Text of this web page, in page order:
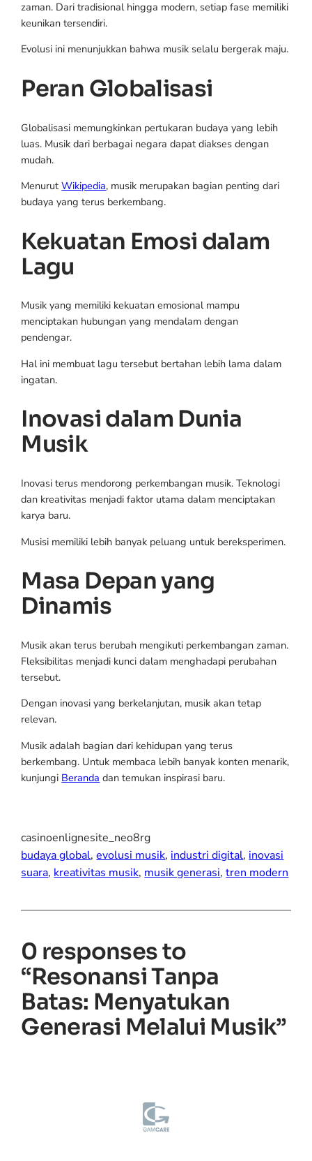
zaman. Dari tradisional hingga modern, setiap fase memiliki
keunikan tersendiri.
Evolusi ini menunjukkan bahwa musik selalu bergerak maju.
Peran Globalisasi
Globalisasi memungkinkan pertukaran budaya yang lebih
luas. Musik dari berbagai negara dapat diakses dengan
mudah.
MenurutWikipedia, musik merupakan bagian penting dari
budaya yang terus berkembang.
Kekuatan Emosi dalam
Lagu
Musik yang memiliki kekuatan emosional mampu
menciptakan hubungan yang mendalam dengan
pendengar.
Hal ini membuat lagu tersebut bertahan lebih lama dalam
ingatan.
Inovasi dalam Dunia
Musik
Inovasi terus mendorong perkembangan musik. Teknologi
dan kreativitas menjadi faktor utama dalam menciptakan
karya baru.
Musisi memiliki lebih banyak peluang untuk bereksperimen.
Masa Depan yang
Dinamis
Musik akan terus berubah mengikuti perkembangan zaman.
Fleksibilitas menjadi kunci dalam menghadapi perubahan
tersebut.
Dengan inovasi yang berkelanjutan, musik akan tetap
relevan.
Musik adalah bagian dari kehidupan yang terus
berkembang. Untuk membaca lebih banyak konten menarik,
kunjungi Beranda dan temukan inspirasi baru.
casinoenlignesite_neo8rg
budaya global, evolusi musik, industri digital, inovasi
suara, kreativitas musik, musik generasi, tren modern
0 responses to
“Resonansi Tanpa
Batas: Menyatukan
Generasi Melalui Musik”